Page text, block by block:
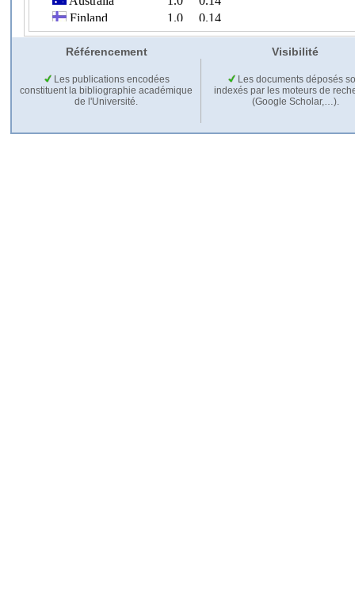
Référencement Visibilité
Les publications encodées
constituent la bibliographie académique
de l'Université.
Les documents déposés
indexés par les moteurs de
(Google Scholar,…).